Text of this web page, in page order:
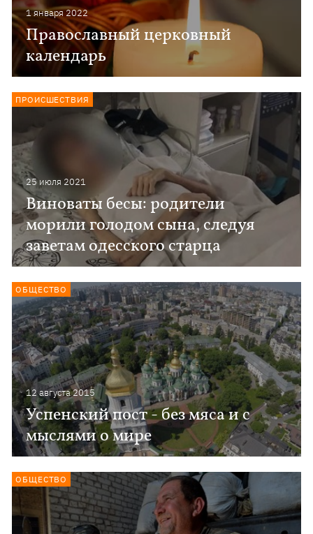
1 января 2022
Православный церковный
календарь
25 июля 2021
Виноваты бесы: родители
морили голодом сына, следуя
заветам одесского старца
ПРОИСШЕСТВИЯ
12 августа 2015
Успенский пост - без мяса и с
мыслями о мире
ОБЩЕСТВО
ОБЩЕСТВО